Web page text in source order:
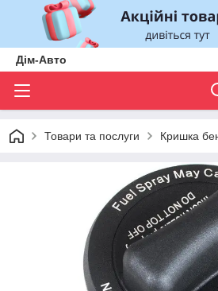
Дім-Авто
Товари та послуги Кришка